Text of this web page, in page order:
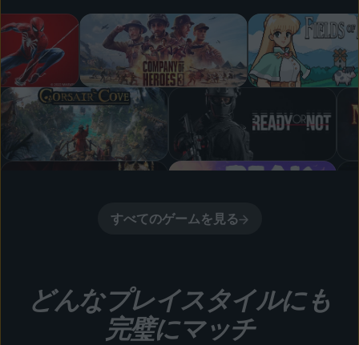
すべてのゲームを見る
どんなプレイスタイルにも
完璧にマッチ